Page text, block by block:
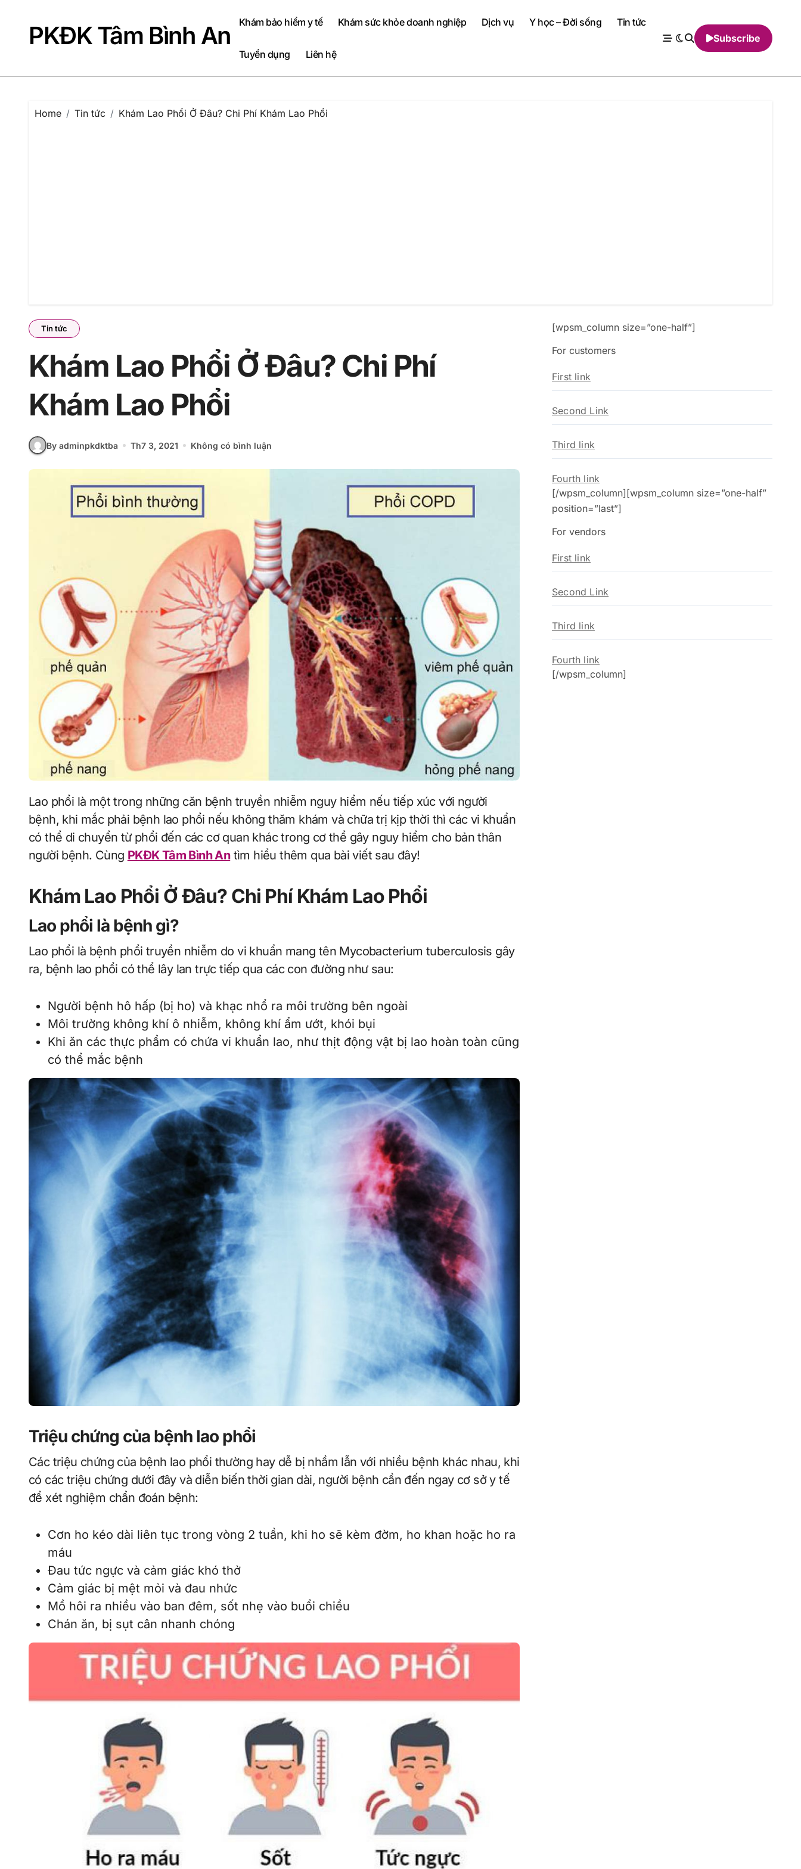
PKĐK Tâm Bình An Khám bảo hiểm y tế Khám sức khỏe doanh nghiệp Dịch vụ Y học – Đời sống Tin tức
Tuyển dụng Liên hệ
Subscribe
Home Tin tức Khám Lao Phổi Ở Đâu? Chi Phí Khám Lao Phổi
Tin tức
Khám Lao Phổi Ở Đâu? Chi Phí
Khám Lao Phổi
By adminpkdktba Th7 3, 2021 Không có bình luận
Lao phổi là một trong những căn bệnh truyền nhiễm nguy hiểm nếu tiếp xúc với người
bệnh, khi mắc phải bệnh lao phổi nếu không thăm khám và chữa trị kịp thời thì các vi khuẩn
có thể di chuyển từ phổi đến các cơ quan khác trong cơ thể gây nguy hiểm cho bản thân
người bệnh. Cùng PKĐK Tâm Bình Antìm hiểu thêm qua bài viết sau đây!
Khám Lao Phổi Ở Đâu? Chi Phí Khám Lao Phổi
Lao phổi là bệnh gì?
Lao phổi là bệnh phổi truyền nhiễm do vi khuẩn mang tên Mycobacterium tuberculosis gây
ra, bệnh lao phổi có thể lây lan trực tiếp qua các con đường như sau:
Người bệnh hô hấp (bị ho) và khạc nhổ ra môi trường bên ngoài
Môi trường không khí ô nhiễm, không khí ẩm ướt, khói bụi
Khi ăn các thực phẩm có chứa vi khuẩn lao, như thịt động vật bị lao hoàn toàn cũng
có thể mắc bệnh
Triệu chứng của bệnh lao phổi
Các triệu chứng của bệnh lao phổi thường hay dễ bị nhầm lẫn với nhiều bệnh khác nhau, khi
có các triệu chứng dưới đây và diễn biến thời gian dài, người bệnh cần đến ngay cơ sở y tế
để xét nghiệm chẩn đoán bệnh:
Cơn ho kéo dài liên tục trong vòng 2 tuần, khi ho sẽ kèm đờm, ho khan hoặc ho ra
máu
Đau tức ngực và cảm giác khó thở
Cảm giác bị mệt mỏi và đau nhức
Mồ hôi ra nhiều vào ban đêm, sốt nhẹ vào buổi chiều
Chán ăn, bị sụt cân nhanh chóng
[wpsm_column size=”one-half”]
For customers
First link
Second Link
Third link
Fourth link
[/wpsm_column][wpsm_column size=”one-half”
position=”last”]
For vendors
First link
Second Link
Third link
Fourth link
[/wpsm_column]